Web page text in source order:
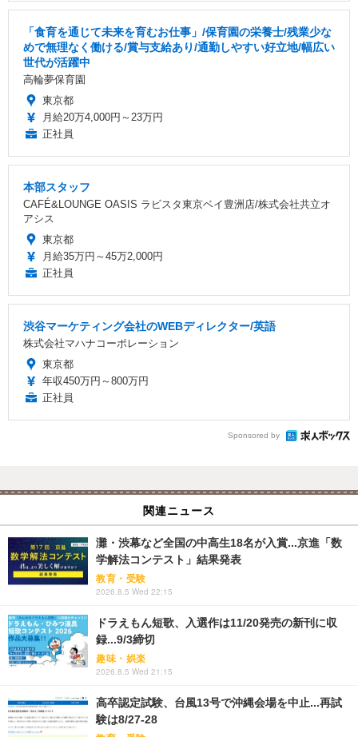
「食育を通じて未来を育むお仕事」/保育園の栄養士/残業少な
めで無理なく働ける/賞与支給あり/通勤しやすい好立地/幅広い
世代が活躍中
高輪夢保育園
東京都
月給20万4,000円～23万円
正社員
本部スタッフ
CAFÉ&LOUNGE OASIS ラビスタ東京ベイ豊洲店/株式会社共立オ
アシス
東京都
月給35万円～45万2,000円
正社員
渋谷マーケティング会社のWEBディレクター/英語
株式会社マハナコーポレーション
東京都
年収450万円～800万円
正社員
Sponsored by
関連ニュース
灘・渋幕など全国の中高生18名が入賞...京進「数
学解法コンテスト」結果発表
教育・受験
2026.8.5 Wed 22:15
ドラえもん短歌、入選作は11/20発売の新刊に収
録...9/3締切
趣味・娯楽
2026.8.5 Wed 21:15
高卒認定試験、台風13号で沖縄会場を中止...再試
験は8/27-28